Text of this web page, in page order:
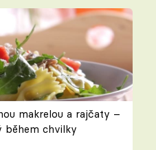
makrelou a rajčaty –
během chvilky